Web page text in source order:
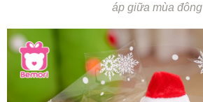
áp giữa mùa đông